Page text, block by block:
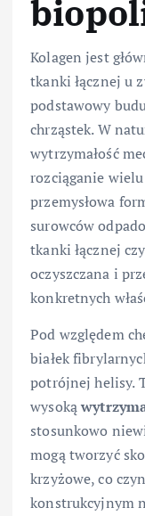
Kolagen jest
tkanki łącznej u
podstawowy
chrząstek. W
wytrzymałość
rozciąganie
przemysłowa
surowców
tkanki łącznej
oczyszczana i
konkretnych
Pod względem
białek
potrójnej helisy.
wysoką
stosunkowo
mogą tworzyć
krzyżowe, co
konstrukcyjnym